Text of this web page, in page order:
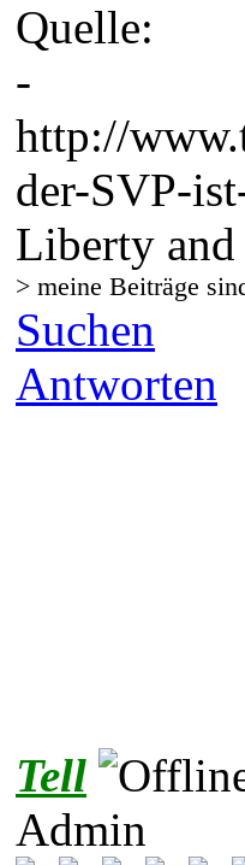
Quelle:
-
http://
der-SVP-
Liberty and
> meine Beiträge
Suchen
Antworten
Tell
Admin